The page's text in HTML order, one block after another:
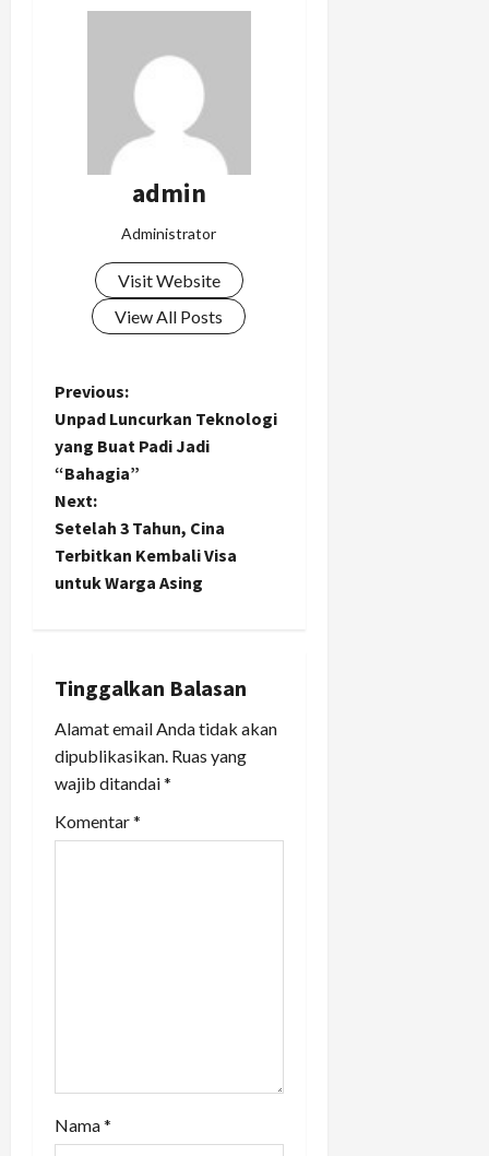
admin
Administrator
Visit Website
View All Posts
P
o
s
t
n
v
i
g
a
Previous:
Unpad Luncurkan Teknologi
yang Buat Padi Jadi
“Bahagia”
Next:
Setelah 3 Tahun, Cina
Terbitkan Kembali Visa
untuk Warga Asing
Tinggalkan Balasan
Alamat email Anda tidak akan
dipublikasikan. Ruas yang
wajib ditandai*
Komentar*
Nama*